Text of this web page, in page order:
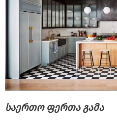
საერთო ფერთა გამა